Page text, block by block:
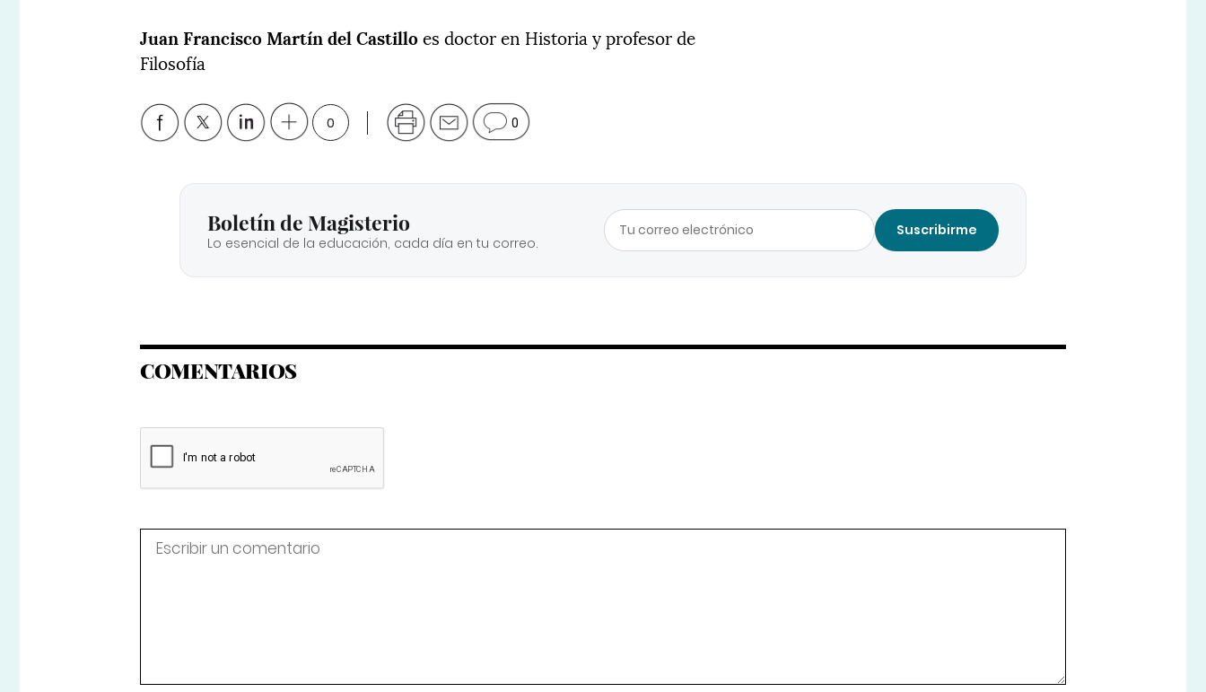
Juan Francisco Martín del Castilloes doctor en Historia y profesor de
Filosofía
0 0
Boletín de Magisterio
Lo esencial de la educación, cada día en tu correo.
Suscribirme
COMENTARIOS